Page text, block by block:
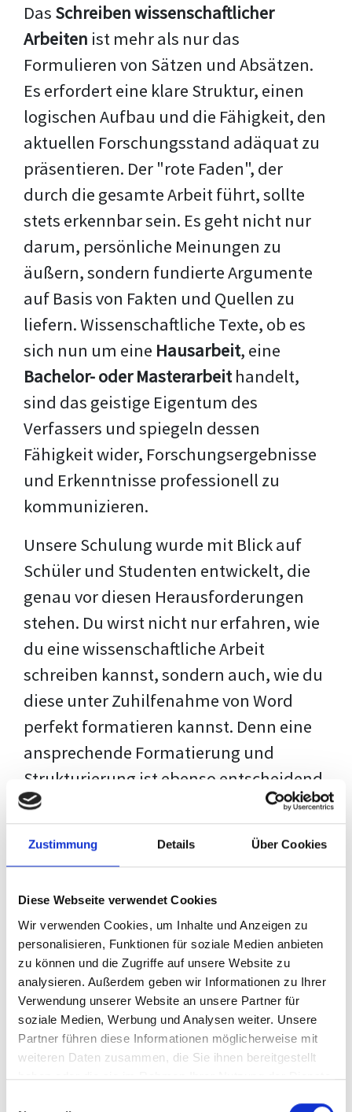
Zustimmung Details Über Cookies
Diese Webseite verwendet Cookies
Wir verwenden Cookies, um Inhalte und Anzeigen zu
personalisieren, Funktionen für soziale Medien anbieten
zu können und die Zugriffe auf unsere Website zu
analysieren. Außerdem geben wir Informationen zu Ihrer
Verwendung unserer Website an unsere Partner für
soziale Medien, Werbung und Analysen weiter. Unsere
Partner führen diese Informationen möglicherweise mit
weiteren Daten zusammen, die Sie ihnen bereitgestellt
haben oder die sie im Rahmen Ihrer Nutzung der Dienste
Das Schreiben wissenschaftlicher
Arbeiten ist mehr als nur das
Formulieren von Sätzen und Absätzen.
Es erfordert eine klare Struktur, einen
logischen Aufbau und die Fähigkeit, den
aktuellen Forschungsstand adäquat zu
präsentieren. Der "rote Faden", der
durch die gesamte Arbeit führt, sollte
stets erkennbar sein. Es geht nicht nur
darum, persönliche Meinungen zu
äußern, sondern fundierte Argumente
auf Basis von Fakten und Quellen zu
liefern. Wissenschaftliche Texte, ob es
sich nun um eine Hausarbeit, eine
Bachelor- oder Masterarbeithandelt,
sind das geistige Eigentum des
Verfassers und spiegeln dessen
Fähigkeit wider, Forschungsergebnisse
und Erkenntnisse professionell zu
kommunizieren.
Unsere Schulung wurde mit Blick auf
Schüler und Studenten entwickelt, die
genau vor diesen Herausforderungen
stehen. Du wirst nicht nur erfahren, wie
du eine wissenschaftliche Arbeit
schreiben kannst, sondern auch, wie du
diese unter Zuhilfenahme von Word
perfekt formatieren kannst. Denn eine
ansprechende Formatierung und
Strukturierung ist ebenso entscheidend
wie der Inhalt selbst. Jeder Prüfer hat
eigene Erwartungen, und unsere
Schulung ist so konzipiert, dass sie dir
deiner individuellen Vorlage zeigt,
anstatt eine Einheitslösung zu bieten.
Der Prozess des wissenschaftlichen
Schreibens kann ohne das richtige
Wissen eine große Herausforderung
darstellen. Jedoch, ausgestattet mit
denTechniken und Strategiendieses
Kurses, wird die Formatierung deiner